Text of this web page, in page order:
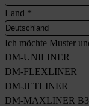
Land *
Ich möchte Muster
DM-UNILINER
DM-FLEXLINER
DM-JETLINER
DM-MAXLINER